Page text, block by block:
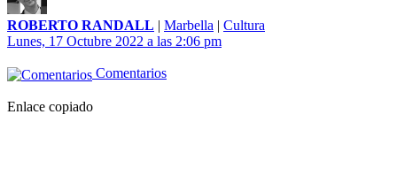
ROBERTO RANDALL | Marbella | Cultura
Lunes, 17 Octubre 2022 a las 2:06 pm
Comentarios
Enlace copiado